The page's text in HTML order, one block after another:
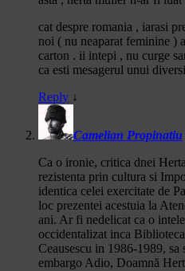
cat despre romania , iarasi
noi ( nu neaparat feminine )
carton . ii intepi , nu curge
ca esti mesagerul unui
Reply ↓
Camelian Propinatiu
Ca o ironie, critica dnei
rezistenta prin cultura si
identica celei exercitate de
loc prezentei acestuia la
ani. Ar fi nedelicat ca o
occidentalizat inca
Ceausescu in 1986-1989, sa
embargo Adio, Doamnă